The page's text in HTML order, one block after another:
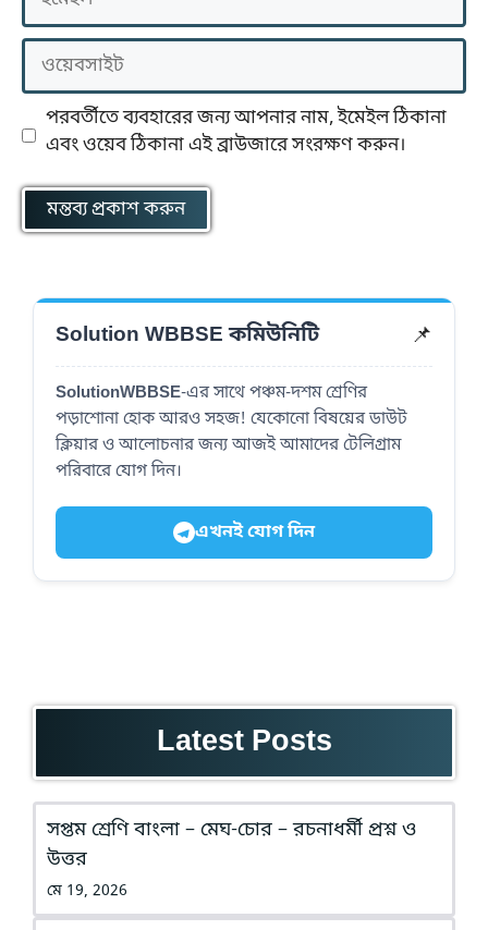
ওয়েবসাইট
পরবর্তীতে ব্যবহারের জন্য আপনার নাম, ইমেইল ঠিকানা
এবং ওয়েব ঠিকানা এই ব্রাউজারে সংরক্ষণ করুন।
Solution WBBSE কমিউনিটি 📌
SolutionWBBSE-এর সাথে পঞ্চম-দশম শ্রেণির
পড়াশোনা হোক আরও সহজ! যেকোনো বিষয়ের ডাউট
ক্লিয়ার ও আলোচনার জন্য আজই আমাদের টেলিগ্রাম
পরিবারে যোগ দিন।
এখনই যোগ দিন
Latest Posts
সপ্তম শ্রেণি বাংলা – মেঘ-চোর – রচনাধর্মী প্রশ্ন ও
উত্তর
মে 19, 2026